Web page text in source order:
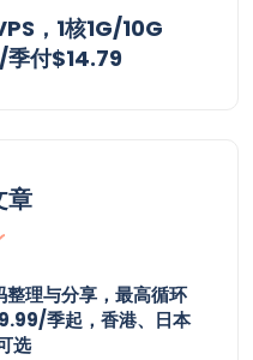
，1核1G/10G
季付$14.79
章
理与分享，最高循环
季起，香港、日本
选